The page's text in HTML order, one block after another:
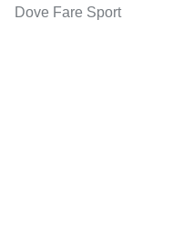
Dove Fare Sport